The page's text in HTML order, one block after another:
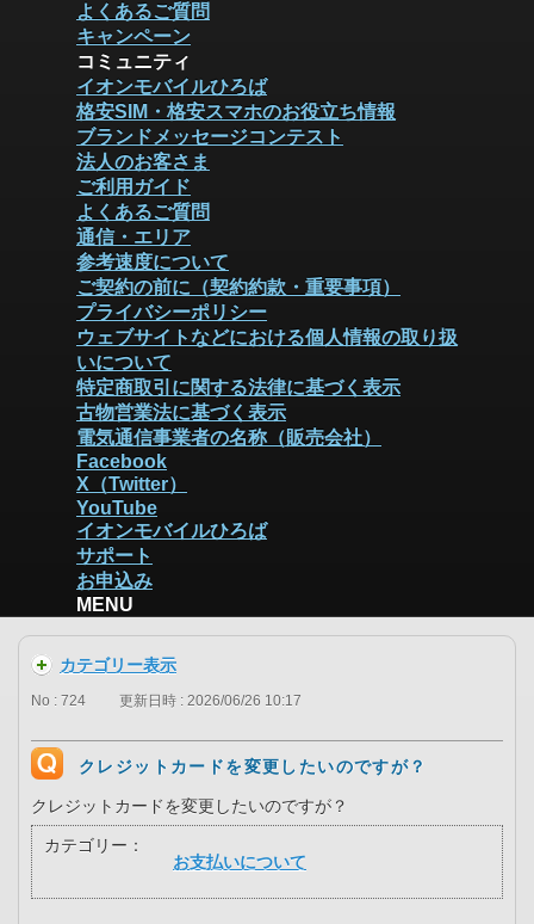
よくあるご質問
キャンペーン
コミュニティ
イオンモバイルひろば
格安SIM・格安スマホのお役立ち情報
ブランドメッセージコンテスト
法人のお客さま
ご利用ガイド
よくあるご質問
通信・エリア
参考速度について
ご契約の前に（契約約款・重要事項）
プライバシーポリシー
ウェブサイトなどにおける個人情報の取り扱
いについて
特定商取引に関する法律に基づく表示
古物営業法に基づく表示
電気通信事業者の名称（販売会社）
Facebook
X（Twitter）
YouTube
イオンモバイルひろば
サポート
お申込み
MENU
カテゴリー表示
No : 724 更新日時 : 2026/06/26 10:17
クレジットカードを変更したいのですが？
クレジットカードを変更したいのですが？
カテゴリー：
お支払いについて